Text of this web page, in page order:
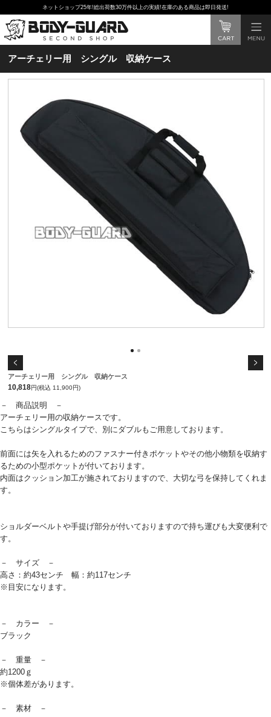
ネットショップ25年!総出荷数30万件以上の実績!在庫のある商品は即日発送!
アーチェリー用 シングル 収納ケース
アーチェリー用 シングル 収納ケース
10,818円(税込 11,900円)
－ 商品説明 －
アーチェリー用の収納ケースです。
こちらはシングルタイプで、別にダブルもご用意しております。
前面には矢を入れるためのファスナー付きポケットやその他小物類を収納す
るための小型ポケットが付いております。
内面はクッション加工が施されておりますので、大切な弓を保持してくれま
す。
ショルダーベルトや手提げ部分が付いておりますので持ち運びも大変便利で
す。
－ サイズ －
高さ：約43センチ 幅：約117センチ
※目安になります。
－ カラー －
ブラック
－ 重量 －
約1200ｇ
※個体差があります。
－ 素材 －